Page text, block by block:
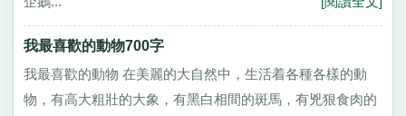
我最喜歡的動物700字
我最喜歡的動物 在美麗的大自然中，生活着各種各樣的動
物，有高大粗壯的大象，有黑白相間的斑馬，有兇狠食肉的